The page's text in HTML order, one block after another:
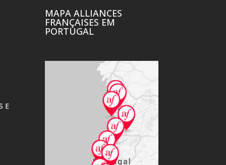
E
MAPA ALLIANCES
FRANÇAISES EM
PORTUGAL